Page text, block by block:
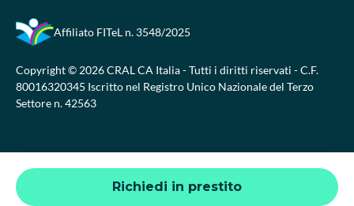
Richiedi in prestito
Affiliato FITeL n. 3548/2025
Copyright © 2026 CRAL CA Italia - Tutti i diritti riservati - C.F.
80016320345 Iscritto nel Registro Unico Nazionale del Terzo
Settore n. 42563